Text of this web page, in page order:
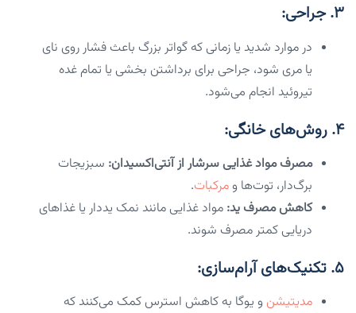
۳. جراحی:
در موارد شدید یا زمانی که گواتر بزرگ باعث فشار روی نای
یا مری شود، جراحی برای برداشتن بخشی یا تمام غده
تیروئید انجام می‌شود.
۴. روش‌های خانگی:
مصرف مواد غذایی سرشار از آنتی‌اکسیدان: سبزیجات
برگ‌دار، توت‌ها و مرکبات.
کاهش مصرف ید: مواد غذایی مانند نمک یددار یا غذاهای
دریایی کمتر مصرف شوند.
۵. تکنیک‌های آرام‌سازی:
مدیتیشن و یوگا به کاهش استرس کمک می‌کنند که